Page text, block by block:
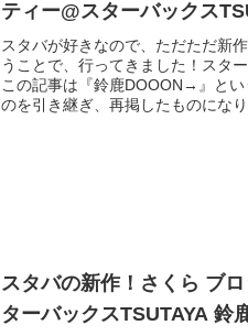
ティー@スターバックス
スタバが好きなので、ただただ新
うことで、行ってきました！スタ
この記事は『鈴鹿DOOON→』と
のを引き継ぎ、再掲したものになり
スタバの新作！さくら ブ
ターバックスTSUTAYA 鈴